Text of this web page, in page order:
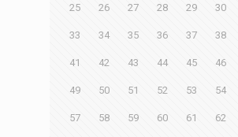
25 26 27 28 29 30
33 34 35 36 37 38
41 42 43 44 45 46
49 50 51 52 53 54
57 58 59 60 61 62